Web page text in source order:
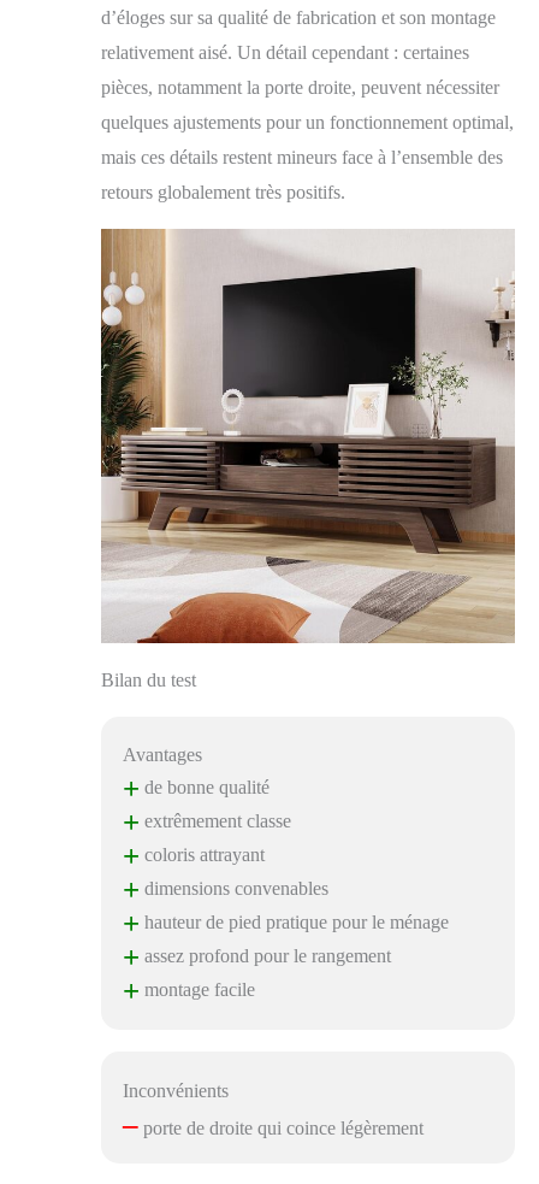
d’éloges sur sa qualité de fabrication et son montage
relativement aisé. Un détail cependant : certaines
pièces, notamment la porte droite, peuvent nécessiter
quelques ajustements pour un fonctionnement optimal,
mais ces détails restent mineurs face à l’ensemble des
retours globalement très positifs.
Bilan du test
Avantages
+ de bonne qualité
+ extrêmement classe
+ coloris attrayant
+ dimensions convenables
+ hauteur de pied pratique pour le ménage
+ assez profond pour le rangement
+ montage facile
Inconvénients
–porte de droite qui coince légèrement